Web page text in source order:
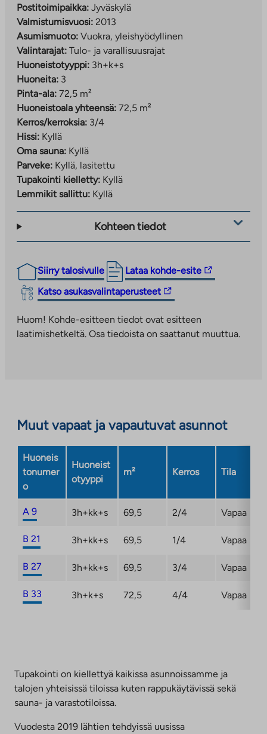
Postitoimipaikka: Jyväskylä
Valmistumisvuosi: 2013
Asumismuoto: Vuokra, yleishyödyllinen
Valintarajat: Tulo- ja varallisuusrajat
Huoneistotyyppi: 3h+k+s
Huoneita: 3
Pinta-ala: 72,5 m²
Huoneistoala yhteensä: 72,5 m²
Kerros/kerroksia: 3/4
Hissi: Kyllä
Oma sauna: Kyllä
Parveke: Kyllä, lasitettu
Tupakointi kielletty: Kyllä
Lemmikit sallittu: Kyllä
Kohteen tiedot
Siirry talosivulle Lataa kohde-esite
Linkki
vie
ulkopuoliseen
Linkki
aukeaa
Katso asukasvalintaperusteet
Linkki
vie
ulkopuoliseen
palveluun.
Huom! Kohde-esitteen tiedot ovat esitteen
laatimishetkeltä. Osa tiedoista on saattanut muuttua.
Muut vapaat ja vapautuvat asunnot
Huoneis
tonumer
o
Huoneist
otyyppi
m² Kerros Tila
A 9 3h+kk+s 69,5 2/4 Vapaa
B 21 3h+kk+s 69,5 1/4 Vapaa
B 27 3h+kk+s 69,5 3/4 Vapaa
B 33 3h+k+s 72,5 4/4 Vapaa
Tupakointi on kiellettyä kaikissa asunnoissamme ja
talojen yhteisissä tiloissa kuten rappukäytävissä sekä
sauna- ja varastotiloissa.
Vuodesta 2019 lähtien tehdyissä uusissa